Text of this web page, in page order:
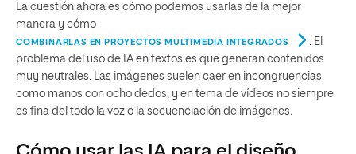
La cuestión ahora es cómo podemos usarlas de la mejor
manera y cómo
COMBINARLAS EN PROYECTOS MULTIMEDIA INTEGRADOS
. El
problema del uso de IA en textos es que generan contenidos
muy neutrales. Las imágenes suelen caer en incongruencias
como manos con ocho dedos, y en tema de vídeos no siempre
es fina del todo la voz o la secuenciación de imágenes.